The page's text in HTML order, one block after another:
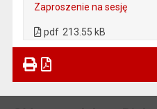
Zaproszenie na sesję
pdf 213.55 kB